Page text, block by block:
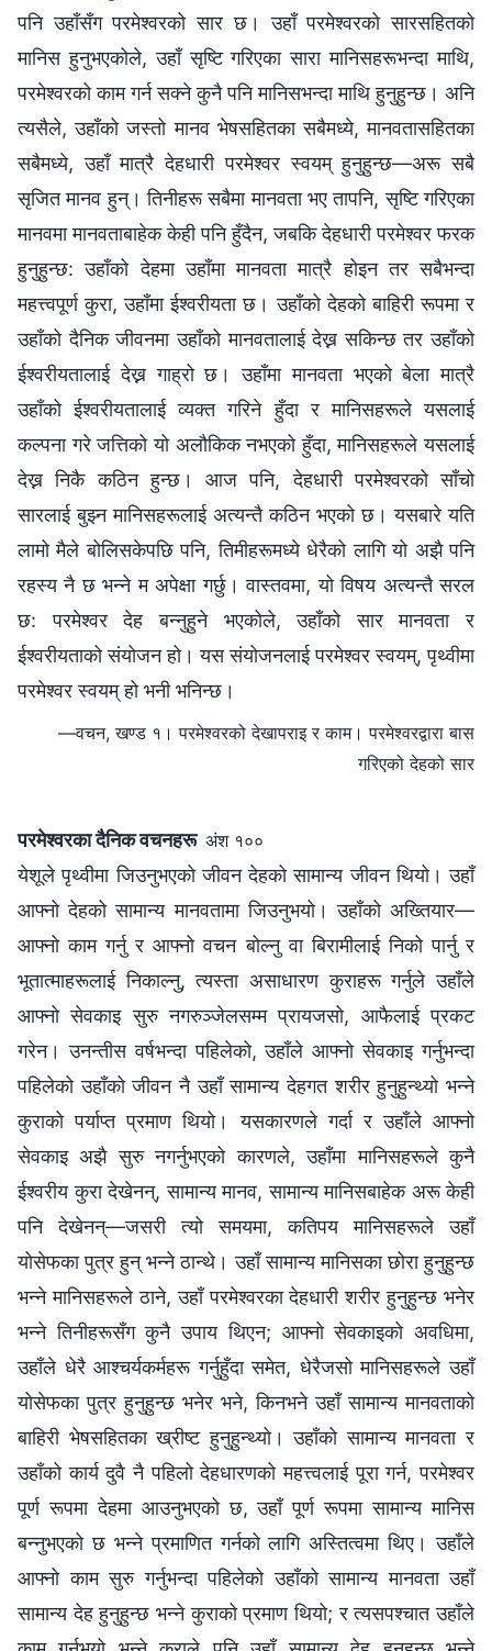
पनि उहाँसँग परमेश्‍वरको सार छ। उहाँ परमेश्‍वरको सारसहितको
मानिस हुनुभएकोले, उहाँ सृष्टि गरिएका सारा मानिसहरूभन्दा माथि,
परमेश्‍वरको काम गर्न सक्ने कुनै पनि मानिसभन्दा माथि हुनुहुन्छ। अनि
त्यसैले, उहाँको जस्तो मानव भेषसहितका सबैमध्ये, मानवतासहितका
सबैमध्ये, उहाँ मात्रै देहधारी परमेश्‍वर स्वयम् हुनुहुन्छ—अरू सबै
सृजित मानव हुन्। तिनीहरू सबैमा मानवता भए तापनि, सृष्टि गरिएका
मानवमा मानवताबाहेक केही पनि हुँदैन, जबकि देहधारी परमेश्‍वर फरक
हुनुहुन्छ: उहाँको देहमा उहाँमा मानवता मात्रै होइन तर सबैभन्दा
महत्त्वपूर्ण कुरा, उहाँमा ईश्‍वरीयता छ। उहाँको देहको बाहिरी रूपमा र
उहाँको दैनिक जीवनमा उहाँको मानवतालाई देख्न सकिन्छ तर उहाँको
ईश्‍वरीयतालाई देख्न गाह्रो छ। उहाँमा मानवता भएको बेला मात्रै
उहाँको ईश्‍वरीयतालाई व्यक्त गरिने हुँदा र मानिसहरूले यसलाई
कल्पना गरे जत्तिको यो अलौकिक नभएको हुँदा, मानिसहरूले यसलाई
देख्न निकै कठिन हुन्छ। आज पनि, देहधारी परमेश्‍वरको साँचो
सारलाई बुझ्न मानिसहरूलाई अत्यन्तै कठिन भएको छ। यसबारे यति
लामो मैले बोलिसकेपछि पनि, तिमीहरूमध्ये धेरैको लागि यो अझै पनि
रहस्य नै छ भन्‍ने म अपेक्षा गर्छु। वास्तवमा, यो विषय अत्यन्तै सरल
छ: परमेश्‍वर देह बन्नुहुने भएकोले, उहाँको सार मानवता र
ईश्‍वरीयताको संयोजन हो। यस संयोजनलाई परमेश्‍वर स्वयम्, पृथ्वीमा
परमेश्‍वर स्वयम् हो भनी भनिन्छ।
—वचन, खण्ड १। परमेश्‍वरको देखापराइ र काम। परमेश्‍वरद्वारा बास
गरिएको देहको सार
परमेश्‍वरका दैनिक वचनहरू अंश १००
येशूले पृथ्वीमा जिउनुभएको जीवन देहको सामान्य जीवन थियो। उहाँ
आफ्नो देहको सामान्य मानवतामा जिउनुभयो। उहाँको अख्तियार—
आफ्नो काम गर्नु र आफ्नो वचन बोल्नु वा बिरामीलाई निको पार्नु र
भूतात्माहरूलाई निकाल्‍नु, त्यस्ता असाधारण कुराहरू गर्नुले उहाँले
आफ्नो सेवकाइ सुरु नगरुञ्‍जेलसम्‍म प्रायजसो, आफैलाई प्रकट
गरेन। उनन्तीस वर्षभन्दा पहिलेको, उहाँले आफ्नो सेवकाइ गर्नुभन्दा
पहिलेको उहाँको जीवन नै उहाँ सामान्य देहगत शरीर हुनुहुन्थ्यो भन्‍ने
कुराको पर्याप्त प्रमाण थियो। यसकारणले गर्दा र उहाँले आफ्नो
सेवकाइ अझै सुरु नगर्नुभएको कारणले, उहाँमा मानिसहरूले कुनै
ईश्‍वरीय कुरा देखेनन्, सामान्य मानव, सामान्य मानिसबाहेक अरू केही
पनि देखेनन्—जसरी त्यो समयमा, कतिपय मानिसहरूले उहाँ
योसेफका पुत्र हुन् भन्‍ने ठान्थे। उहाँ सामान्य मानिसका छोरा हुनुहुन्छ
भन्‍ने मानिसहरूले ठाने, उहाँ परमेश्‍वरका देहधारी शरीर हुनुहुन्छ भनेर
भन्‍ने तिनीहरूसँग कुनै उपाय थिएन; आफ्नो सेवकाइको अवधिमा,
उहाँले धेरै आश्‍चर्यकर्महरू गर्नुहुँदा समेत, धेरैजसो मानिसहरूले उहाँ
योसेफका पुत्र हुनुहुन्छ भनेर भने, किनभने उहाँ सामान्य मानवताको
बाहिरी भेषसहितका ख्रीष्ट हुनुहुन्थ्यो। उहाँको सामान्य मानवता र
उहाँको कार्य दुवै नै पहिलो देहधारणको महत्त्वलाई पूरा गर्न, परमेश्‍वर
पूर्ण रूपमा देहमा आउनुभएको छ, उहाँ पूर्ण रूपमा सामान्य मानिस
बन्नुभएको छ भन्‍ने प्रमाणित गर्नको लागि अस्तित्वमा थिए। उहाँले
आफ्नो काम सुरु गर्नुभन्दा पहिलेको उहाँको सामान्य मानवता उहाँ
सामान्य देह हुनुहुन्छ भन्‍ने कुराको प्रमाण थियो; र त्यसपश्‍चात उहाँले